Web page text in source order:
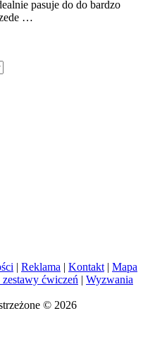
pasuje do do bardzo
…
| Reklama | Kontakt| Mapa
ćwiczeń | Wyzwania
© 2026